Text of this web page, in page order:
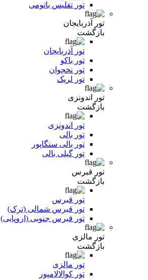
تور تفلیس باتومی
تور آذربایجان
بازگشت
تور آذربایجان
تور باکو
تور نخجوان
تور لریک
تور اندونزی
بازگشت
تور اندونزی
تور بالی
تور بالی سنگاپور
تور گیلی بالی
تور قبرس
بازگشت
تور قبرس
تور قبرس شمالی (ترک)
تور قبرس جنوبی (اروپایی)
تور مالزی
بازگشت
تور مالزی
تور کوالالامپور